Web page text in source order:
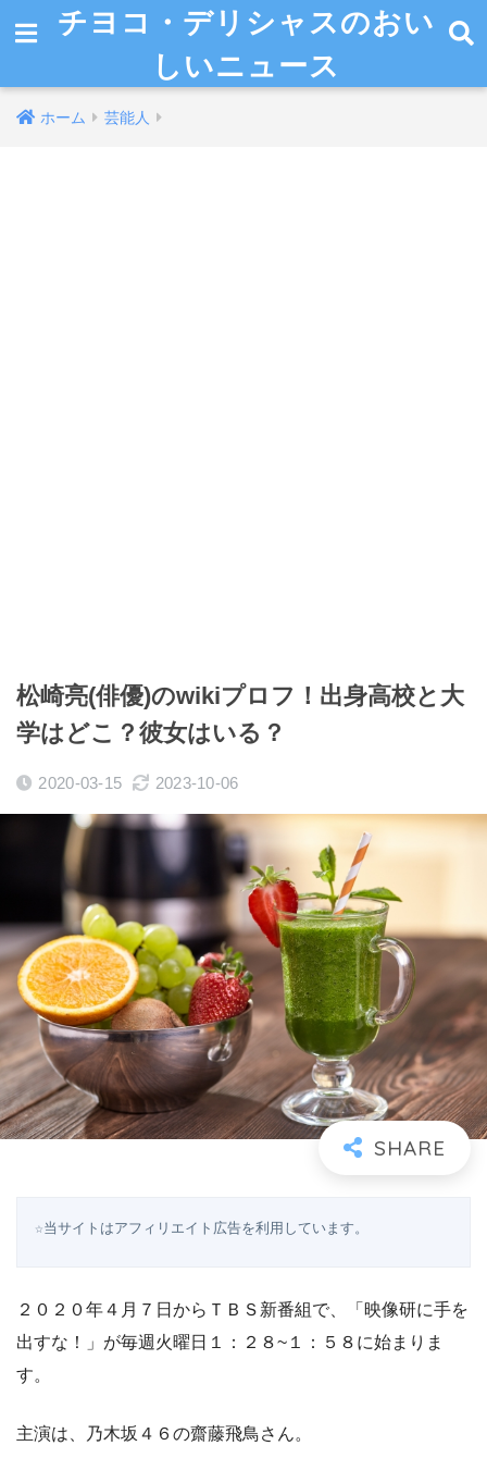
チヨコ・デリシャスのおい
しいニュース
ホーム 芸能人
松崎亮(俳優)のwikiプロフ！出身高校と大
学はどこ？彼女はいる？
2020-03-15 2023-10-06
☆当サイトはアフィリエイト広告を利用しています。
２０２０年４月７日からＴＢＳ新番組で、「映像研に手を
出すな！」が毎週火曜日１：２８~１：５８に始まりま
す。
主演は、乃木坂４６の齋藤飛鳥さん。